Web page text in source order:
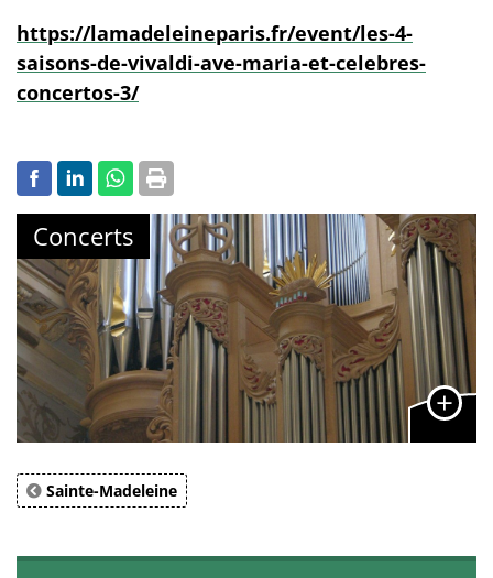
https://lamadeleineparis.fr/event/les-4-
saisons-de-vivaldi-ave-maria-et-celebres-
concertos-3/
Concerts
Sainte-Madeleine